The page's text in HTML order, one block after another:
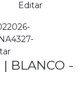
| BLANCO -